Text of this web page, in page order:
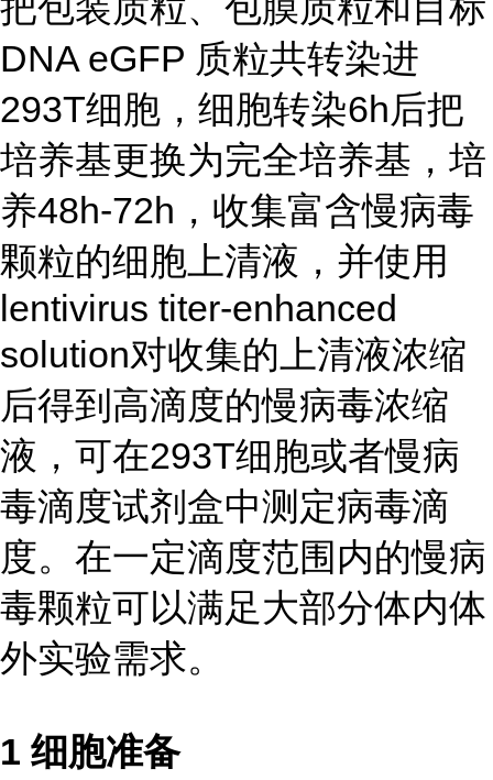
DNA eGFP 质粒共转染进
293T细胞，细胞转染6h后把
培养基更换为完全培养基，培
养48h-72h，收集富含慢病毒
颗粒的细胞上清液，并使用
lentivirus titer-enhanced
solution对收集的上清液浓缩
后得到高滴度的慢病毒浓缩
液，可在293T细胞或者慢病
毒滴度试剂盒中测定病毒滴
度。在一定滴度范围内的慢病
毒颗粒可以满足大部分体内体
外实验需求。
1 细胞准备